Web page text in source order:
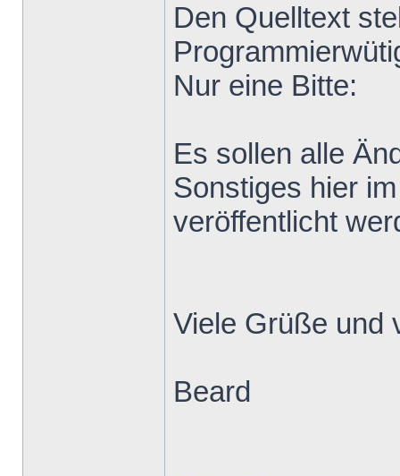
Den Quelltext
Nur eine Bitte:
Es sollen alle
Sonstiges hier
veröffentlicht
Viele Grüße und
Beard